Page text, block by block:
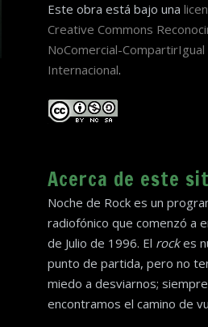
Este obra está bajo una
Creative Commons
NoComercial-CompartirIgual
Internacional.
Acerca de este
Noche de Rock es un
radiofónico que comenzó a
de Julio de 1996. El rockes
punto de partida, pero no
miedo a desviarnos; siempre
encontramos el camino de